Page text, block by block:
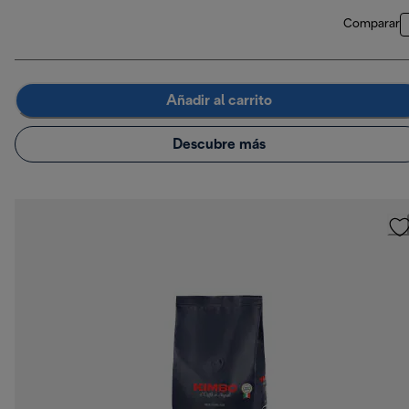
Comparar
Añadir al carrito
Descubre más